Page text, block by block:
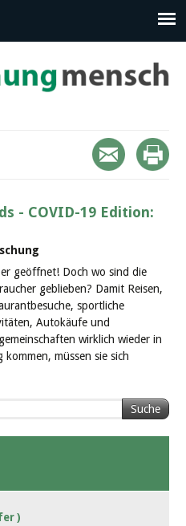
- COVID-19 Edition:
geöffnet! Doch wo sind die
geblieben? Damit Reisen,
sportliche
Autokäufe und
wirklich wieder in
kommen, müssen sie sich
Suche
)